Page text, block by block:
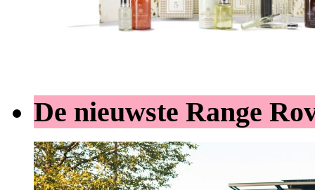
De nieuwste Range